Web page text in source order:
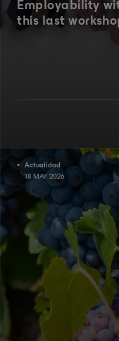
Employability
this last
Actualidad
18 MAY 2026